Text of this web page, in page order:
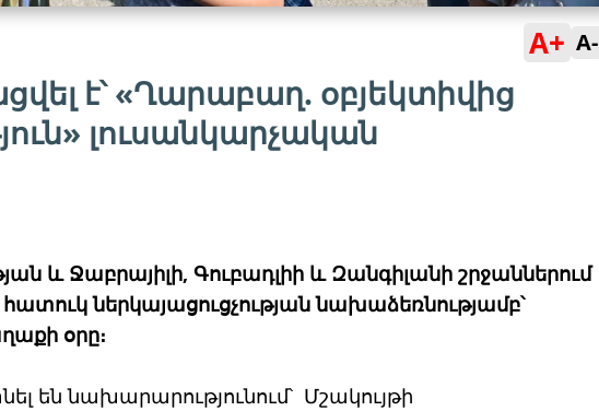
A+ A-
է՝ «Ղարաբաղ. օբյեկտիվից
լուսանկարչական
և Ջաբրայիլի, Գուբադլիի և Զանգիլանի շրջաններում
ներկայացուցչության նախաձեռնությամբ՝
օրը։
են նախարարությունում՝ Մշակույթի